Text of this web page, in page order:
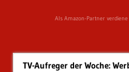
Als Amazon-Partner
TV-Aufreger der Woche: